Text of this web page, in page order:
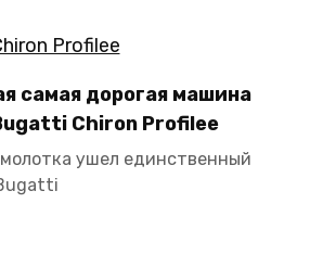
самая дорогая машина
Chiron Profilee
молотка ушел единственный